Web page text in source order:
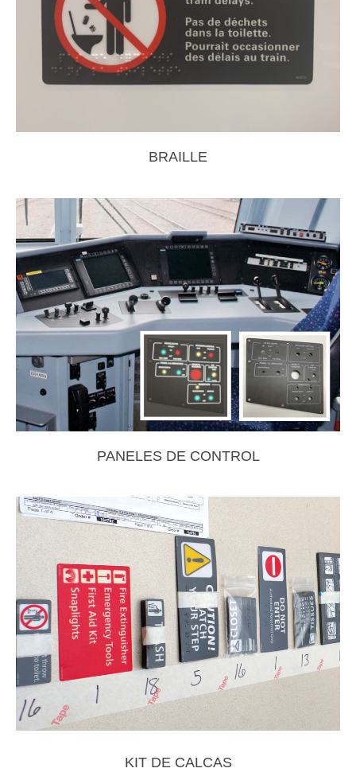
BRAILLE
PANELES DE CONTROL
KIT DE CALCAS